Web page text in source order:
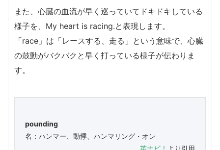
また、心臓の血流が早く巡っていてドキドキしている
様子を、My heart is racing.と表現します。
「race」は「レースする、走る」という意味で、心臓
の鼓動がバクバクと早く打っている様子が伝わりま
す。
pounding
名：ハンマー、動悸、ハンマリング・オン